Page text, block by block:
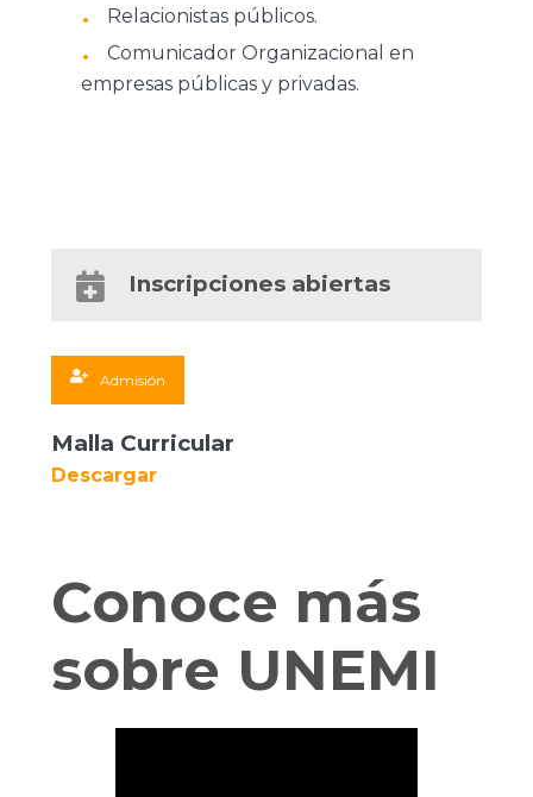
Relacionistas públicos.
Comunicador Organizacional en
empresas públicas y privadas.
Inscripciones abiertas
Admisión
Malla Curricular
Descargar
Conoce más
sobre UNEMI